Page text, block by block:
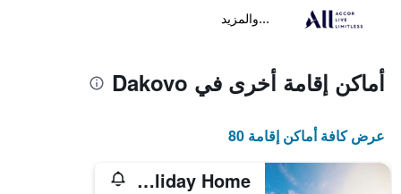
...والمزيد
أماكن إقامة أخرى في Dakovo
عرض كافة أماكن إقامة 80
Garden Holiday Home